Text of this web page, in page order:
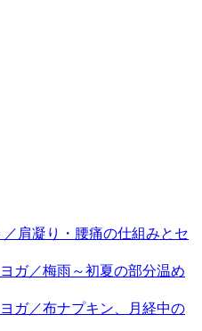
肩凝り・腰痛の仕組みとセ
ガ／梅雨～初夏の部分温め
ガ／布ナプキン、月経中の